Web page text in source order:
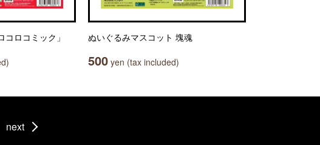
ロコミック」 ぬいぐるみマスコット 塊魂
500 yen (tax included)
next